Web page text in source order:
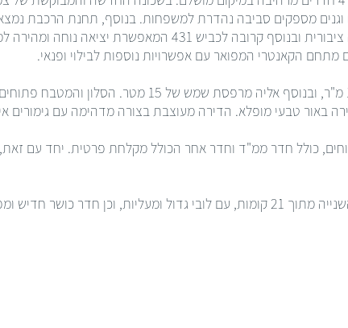
המאפשרת גישה נוחה וקלה לתחבורה ציבורית ובנוסף קרובה
הקאנטרי המפואר עם אפשרויות נוספות לבילוי ופנאי.
דירת 4 חדרים בנויה על שטח של 105 מ"ר, ובנוסף אליה
באור טבעי מופלא. הדירה מעוצבת בצורה מדהימה עם גימורים
3 חדרי שינה מרווחים, כולל חדר ממ"ד וחדר אחר הכולל מקלחת פרטית.
בבניין חדש ומפואר ממוקמת בקומה השנייה מתוך 21 קומות, עם לובי גדול